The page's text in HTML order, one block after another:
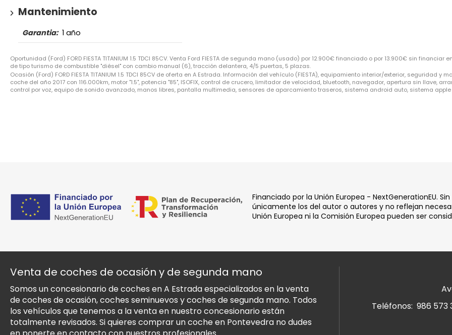
Mantenimiento
Garantia: 1 año
Oportunidad (Ford) FORD FIESTA TITANIUM 1.5 TDCI 85CV. Venta Ford FIESTA de segunda mano (usado) por 12.900€ financiado o por 13.900€ sin financiar
de tipo turismo de combustible "diésel" con cambio manual (6), tracción delantera, 4/5 puertas, 5 plazas.
Ocasión (Ford) FORD FIESTA TITANIUM 1.5 TDCI 85CV de oferta en A Estrada. Información del vehículo (FIESTA), equipamiento interior/exterior, seguridad y
coche del año 2017 con 116.000km, motor "1.5", potencia "85", ISOFIX, control de crucero, limitador de velocidad, bluetooth, navegador, apertura sin llave,
control por voz, equipo de sonido avanzado, manos libres, pantalla multimedia, sensores de aparcamiento traseros, sistema android auto, sistema
Financiado por la Unión Europea - NextGenerationEU.
únicamente los del autor o autores y no reflejan
Unión Europea ni la Comisión Europea pueden ser
Venta de coches de ocasión y de segunda mano
Somos un concesionario de coches en A Estrada especializados en la venta
de coches de ocasión, coches seminuevos y coches de segunda mano. Todos
los vehículos que tenemos a la venta en nuestro concesionario están
totalmente revisados. Si quieres comprar un coche en Pontevedra no dudes
Teléfonos: 986 573